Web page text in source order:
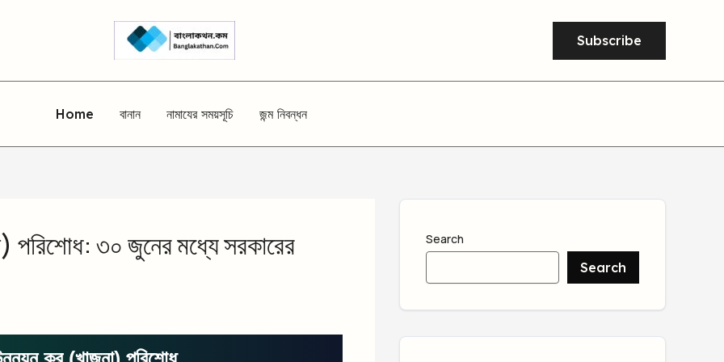
Subscribe
Home বানান নামাযের সময়সূচি জন্ম নিবন্ধন
৩০ জুনের মধ্যে সরকারের Search
Search